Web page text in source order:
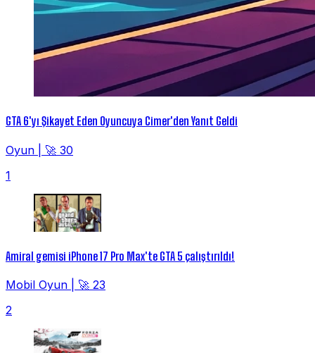
GTA 6'yı Şikayet Eden Oyuncuya Cimer'den Yanıt Geldi
Oyun
🚀 30
1
Amiral gemisi iPhone 17 Pro Max'te GTA 5 çalıştırıldı!
Mobil Oyun
🚀 23
2